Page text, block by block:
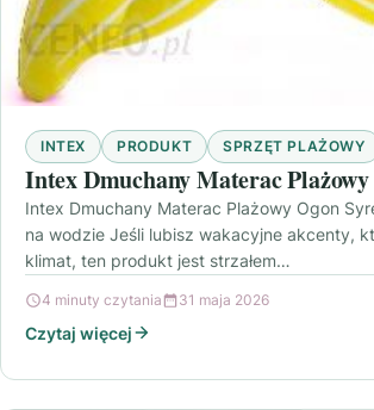
INTEX PRODUKT SPRZĘT PLAŻOWY
Intex Dmuchany Materac
Intex Dmuchany Materac Plażowy Ogon
na wodzie Jeśli lubisz wakacyjne akcenty,
klimat, ten produkt jest strzałem…
4 minuty czytania 31 maja 2026
Czytaj więcej